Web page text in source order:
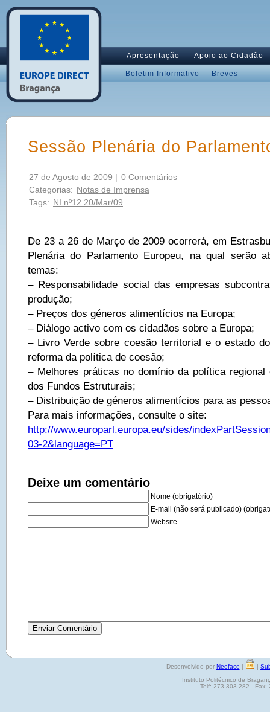
Apresentação Apoio ao Cidadão
Boletim Informativo Breves
Sessão Plenária do
27 de Agosto de 2009 | 0 Comentários
Categorias: Notas de Imprensa
Tags: NI nº12 20/Mar/09
De 23 a 26 de Março de 2009 ocorrerá, em
Plenária do Parlamento Europeu, na qual serão
temas:
– Responsabilidade social das empresas
produção;
– Preços dos géneros alimentícios na Europa;
– Diálogo activo com os cidadãos sobre a Europa;
– Livro Verde sobre coesão territorial e o estado
reforma da política de coesão;
– Melhores práticas no domínio da política
dos Fundos Estruturais;
– Distribuição de géneros alimentícios para as
Para mais informações, consulte o site:
http://www.europarl.europa.eu/sides/
03-2&language=PT
Deixe um comentário
Nome (obrigatório)
E-mail (não será publicado)
Website
Desenvolvido por Neoface | |
Instituto Politécnico de
Telf: 273 303 282 - Fax: